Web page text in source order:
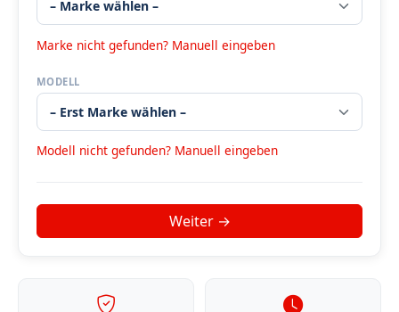
Marke nicht gefunden? Manuell eingeben
MODELL
Modell nicht gefunden? Manuell eingeben